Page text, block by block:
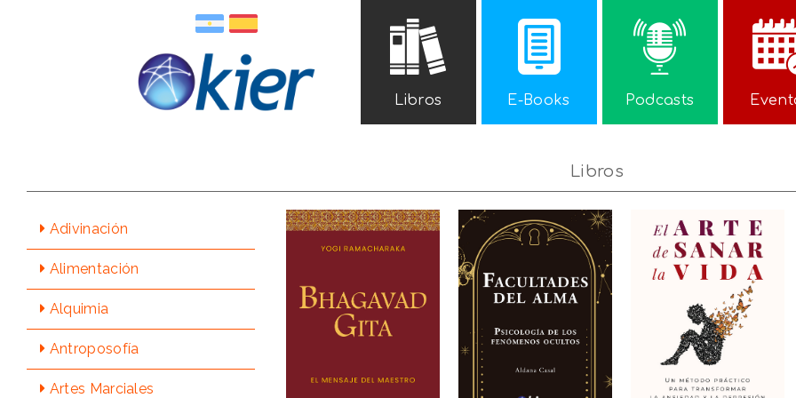
Libros E-Books Podcasts
Libros
Adivinación
Alimentación
Alquimia
Antroposofía
Artes Marciales